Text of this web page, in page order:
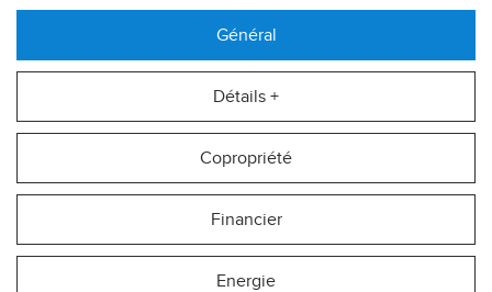
Général
Détails +
Copropriété
Financier
Energie